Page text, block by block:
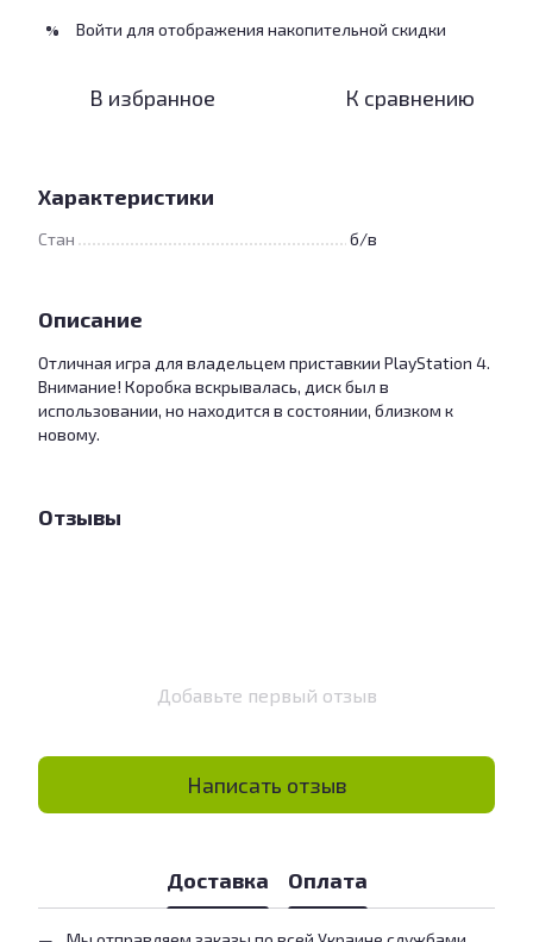
% Войти для отображения накопительной скидки
В избранное К сравнению
Характеристики
Стан б/в
Описание
Отличная игра для владельцем приставкии PlayStation 4.
Внимание! Коробка вскрывалась, диск был в
использовании, но находится в состоянии, близком к
новому.
Отзывы
Добавьте первый отзыв
Написать отзыв
Доставка Оплата